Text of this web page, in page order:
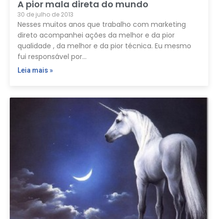
A pior mala direta do mundo
30 de julho de 2013
Nesses muitos anos que trabalho com marketing
direto acompanhei ações da melhor e da pior
qualidade , da melhor e da pior técnica. Eu mesmo
fui responsável por…
Leia mais »